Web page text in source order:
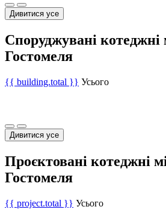
Дивитися усе
Споруджувані котеджні
Гостомеля
{{ building.total }} Усього
Дивитися усе
Проєктовані котеджні
Гостомеля
{{ project.total }} Усього